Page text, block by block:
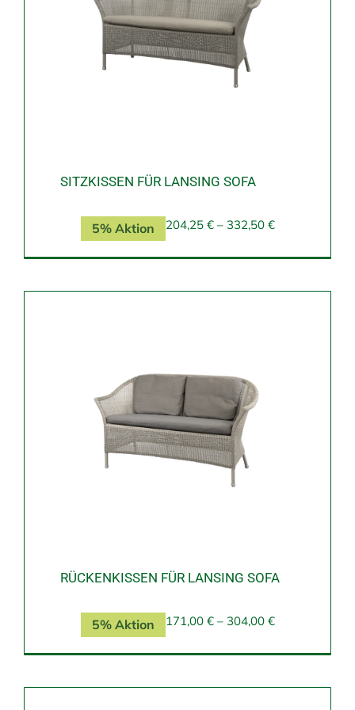
SITZKISSEN FÜR LANSING SOFA
204,25 €– 332,50 €
5% Aktion
RÜCKENKISSEN FÜR LANSING SOFA
171,00 €– 304,00 €
5% Aktion